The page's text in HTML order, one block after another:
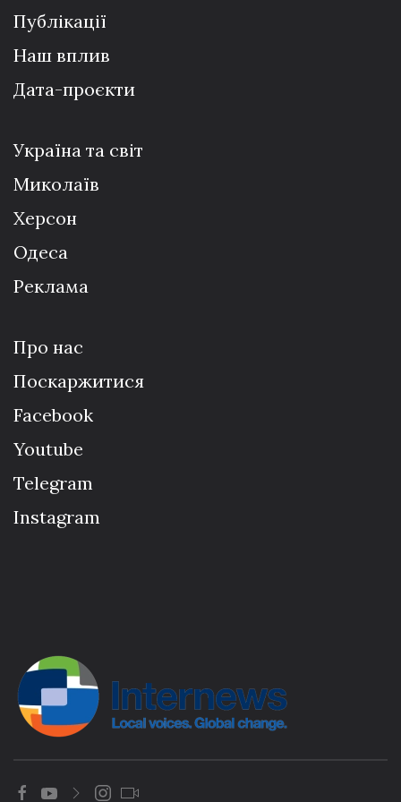
Публікації
Наш вплив
Дата-проєкти
Україна та світ
Миколаїв
Херсон
Одеса
Реклама
Про нас
Поскаржитися
Facebook
Youtube
Telegram
Instagram